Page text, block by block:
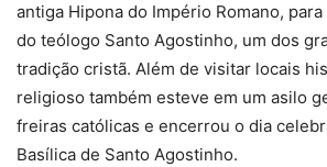
antiga Hipona do Império Romano,
do teólogo Santo Agostinho, um dos
tradição cristã. Além de visitar locais
religioso também esteve em um asilo
freiras católicas e encerrou o dia
Basílica de Santo Agostinho.